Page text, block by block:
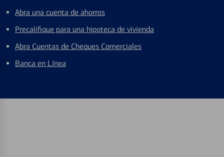
Abra una cuenta de ahorros
Precalifique para una hipoteca de vivienda
Abra Cuentas de Cheques Comerciales
Banca en Línea